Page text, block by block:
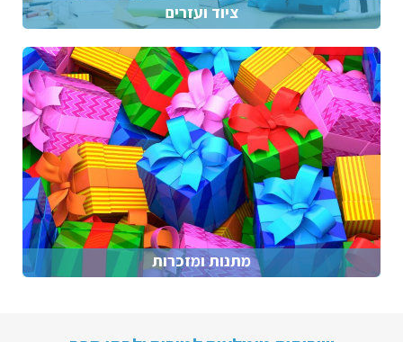
ציוד ועזרים
מתנות ומזכרות